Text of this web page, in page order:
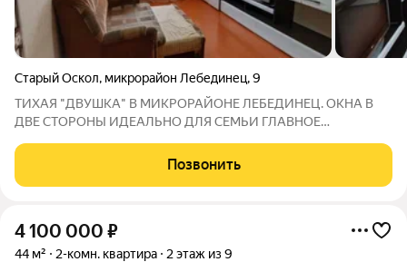
Старый Оскол, микрорайон Лебединец,9
ТИХАЯ "ДВУШКА" В МИКРОРАЙОНЕ ЛЕБЕДИНЕЦ. ОКНА В
ДВЕ СТОРОНЫ ИДЕАЛЬНО ДЛЯ СЕМЬИ ГЛАВНОЕ
Никакой пыли и шума машин только уют и зелень. При этомПозвонить
4 100 000 ₽
44 м² 2-комн. квартира 2 этаж из 9